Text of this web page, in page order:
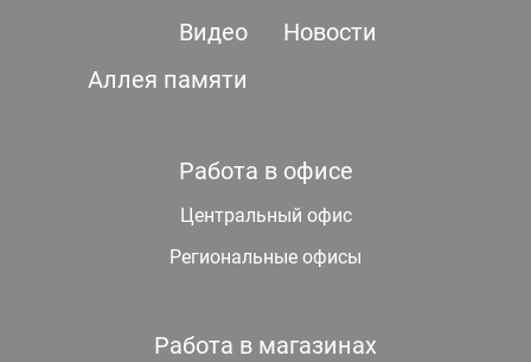
Видео
Новости
Аллея памяти
Работа в офисе
Центральный офис
Региональные офисы
Работа в магазинах